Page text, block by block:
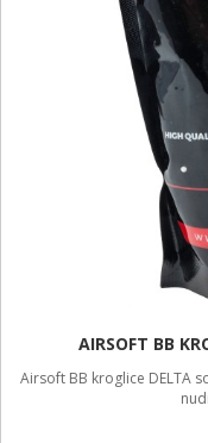
AIRSOFT BB
Airsoft BB kroglice DELTA